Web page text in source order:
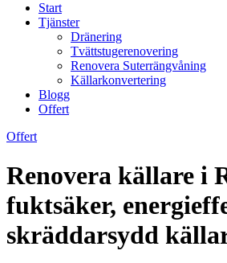
Start
Tjänster
Dränering
Tvättstugerenovering
Renovera Suterrängvåning
Källarkonvertering
Blogg
Offert
Offert
Renovera källare i
fuktsäker,
skräddarsydd